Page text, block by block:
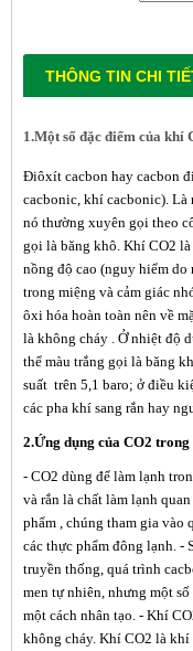
THÔNG TIN CHI
1.Một số đặc điểm của khí
Điôxít cacbon hay cacbon
cacbonic, khí cacbonic). Là
nó thường xuyên gọi theo
gọi là băng khô . Khí CO2
nồng độ cao (nguy hiểm
trong miệng và cảm giác
ôxi hóa hoàn toàn nên về
là không cháy . Ở nhiệt độ
thể màu trắng gọi là băng
suất trên 5,1 baro; ở điều
các pha khí sang rắn hay
2.Ứng dụng của CO2 trong
- CO2 dùng để làm lạnh
và rắn là chất làm lạnh
phẩm , chúng tham gia vào
các thực phẩm đông lạnh. -
truyền thống, quá trình
men tự nhiên, nhưng một
một cách nhân tạo. - Khí
không cháy. Khí CO2 là khí